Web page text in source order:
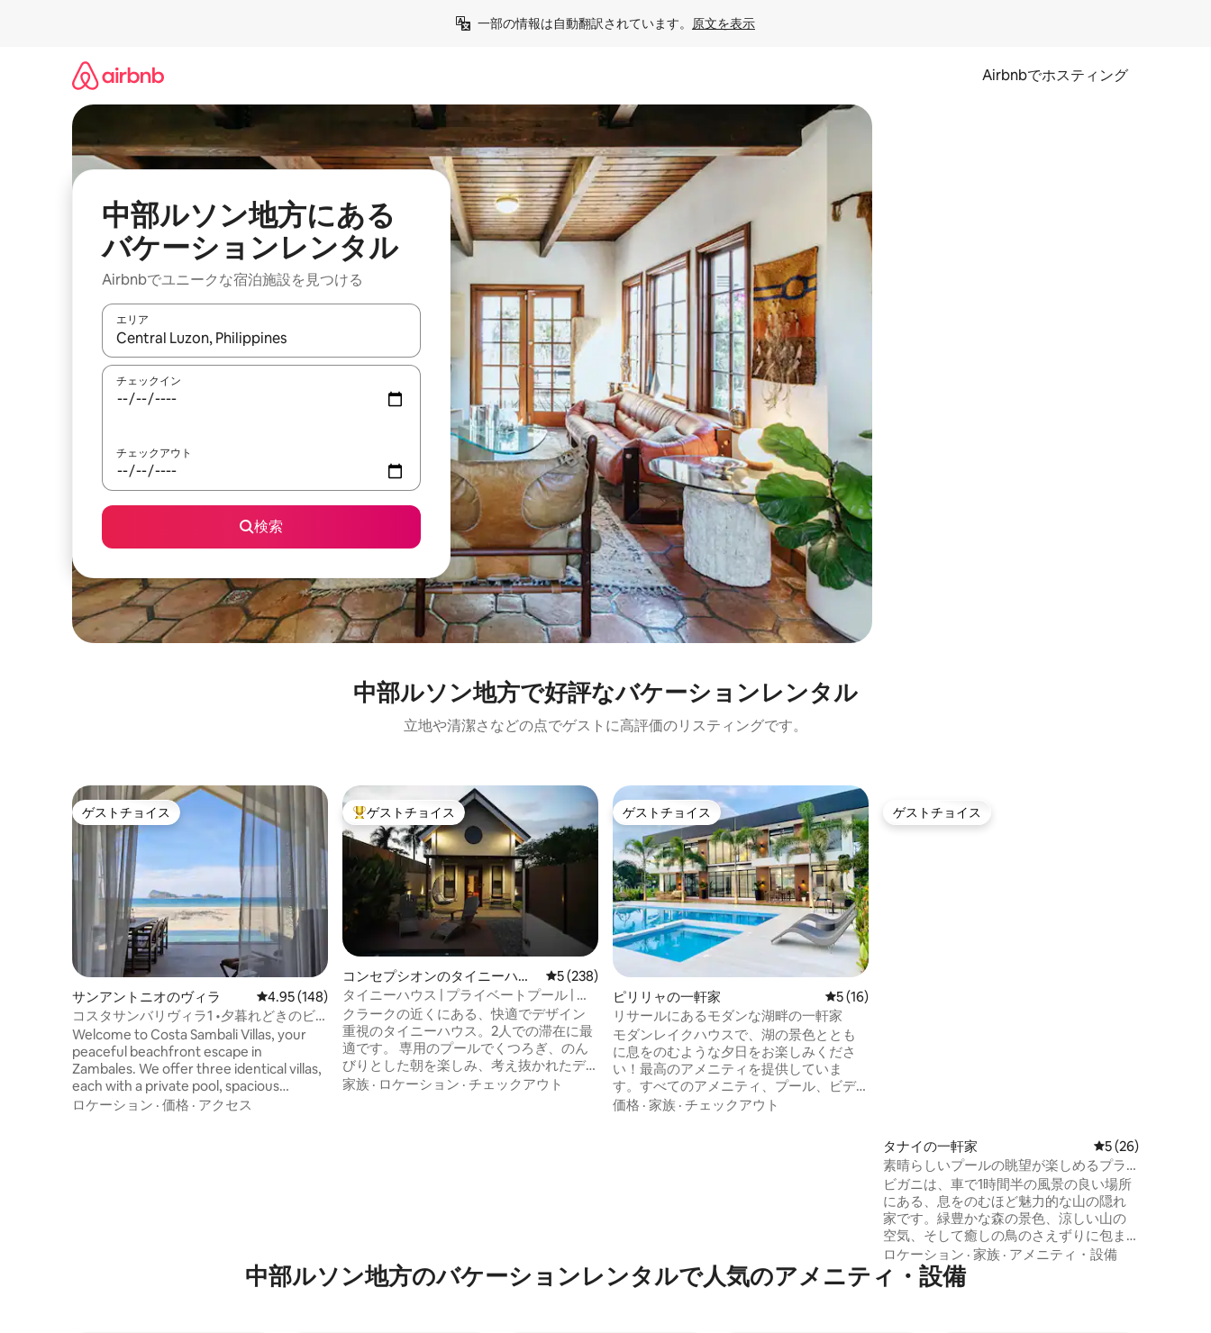
一部の情報は自動翻訳されています。 原文を表示
Airbnbでホスティング
中部ルソン地方にある
バケーションレンタル
Airbnbでユニークな宿泊施設を見つける
エリア
検索結果が表示されたら、上下の矢印キーを使って移動するか、画面をタッチまたはスワイプして検索結果を確認することができます。
チェックイン
チェックアウト
検索
中部ルソン地方で好評なバケーションレンタル
立地や清潔さなどの点でゲストに高評価のリスティングです。
ゲストチョイス
ゲストチョイス
サンアントニオのヴィラ レビュー148件、5つ星中4.95つ星の平均評価
4.95 (148)
コスタサンバリヴィラ1 •夕暮れどきのビ
ーチフロントプール
Welcome to Costa Sambali Villas, your
peaceful beachfront escape in
Zambales. We offer three identical villas,
each with a private pool, spacious
interiors, modern amenities, and
ロケーション · 価格 · アクセス
大好評のゲストチョイスです。
ゲストチョイス
コンセプシオンのタイニーハウ
ス
レビュー238件、5つ星中5つ星の平均評価
5 (238)
タイニーハウス | プライベートプール | ク
ラーク近く | キングサイズベッド
クラークの近くにある、快適でデザイン
重視のタイニーハウス。2人での滞在に最
適です。 専用のプールでくつろぎ、のん
びりとした朝を楽しみ、考え抜かれたデ
ザインのお部屋でリラックスして、心地
家族 · ロケーション · チェックアウト
ゲストチョイス
ゲストチョイス
ピリリャの一軒家 レビュー16件、5つ星中5つ星の平均評価
5 (16)
リサールにあるモダンな湖畔の一軒家
モダンレイクハウスで、湖の景色ととも
に息をのむような夕日をお楽しみくださ
い！最高のアメニティを提供していま
す。すべてのアメニティ、プール、ビデ
オゲーム、バスケットボール、バドミン
価格 · 家族 · チェックアウト
ゲストチョイス
ゲストチョイス
タナイの一軒家 レビュー26件、5
5 (26)
素晴らしいプールの眺望が楽しめるプラ
イベートマウンテンヴィラ
ビガニは、車で1時間半の風景の良い場所
にある、息をのむほど魅力的な山の隠れ
家です。緑豊かな森の景色、涼しい山の
空気、そして癒しの鳥のさえずりに包ま
れて、リラックスして充電しましょう。
Netflix、Starlink Wi-Fi、フィルター付き
プール、シャワーヒーター、フルキッチ
ロケーション · 家族 · アメニティ・設備
中部ルソン地方のバケーションレンタルで人気のアメニティ・設備